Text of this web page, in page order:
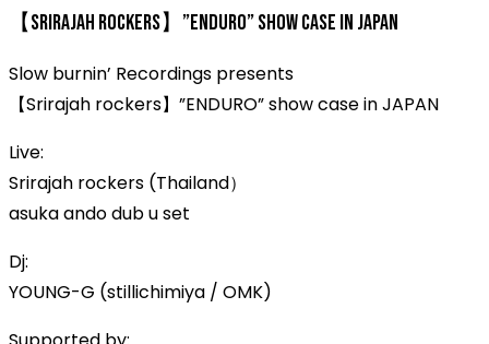
【Srirajah rockers】”ENDURO” show case in JAPAN
Slow burnin’ Recordings presents
【Srirajah rockers】”ENDURO” show case in JAPAN
Live:
Srirajah rockers (Thailand）
asuka ando dub u set
Dj:
YOUNG-G (stillichimiya / OMK)